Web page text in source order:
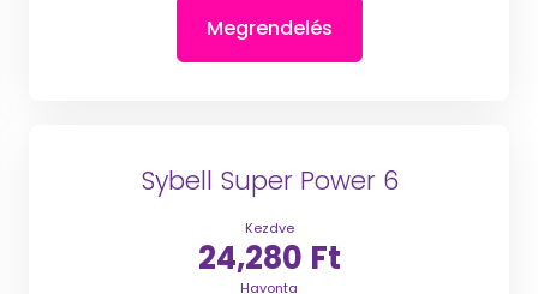
Megrendelés
Sybell Super Power 6
Kezdve
24,280 Ft
Havonta